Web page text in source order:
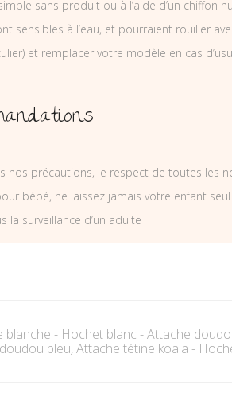
sans produit ou à l’aide d’un chiffon
sensibles à l’eau, et pourraient rouiller
et remplacer votre modèle en cas
précautions, le respect de toutes les
bébé, ne laissez jamais votre enfant
la surveillance d’un adulte
blanche - Hochet blanc - Attache
doudou bleu,Attache tétine koala -